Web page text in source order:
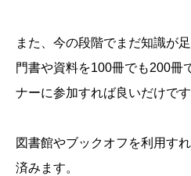
また、今の段階でまだ知識が
門書や資料を100冊でも200冊
ナーに参加すれば良いだけです
図書館やブックオフを利用す
済みます。